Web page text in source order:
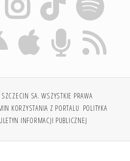
SA. WSZYSTKIE PRAWA
KORZYSTANIA Z PORTALU POLITYKA
INFORMACJI PUBLICZNEJ